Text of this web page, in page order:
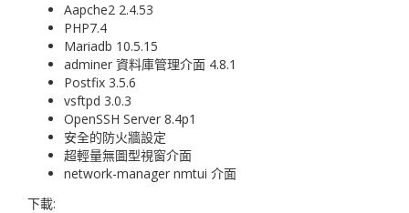
Aapche2 2.4.53
PHP7.4
Mariadb 10.5.15
adminer 資料庫管理介面 4.8.1
Postfix 3.5.6
vsftpd 3.0.3
OpenSSH Server 8.4p1
安全的防火牆設定
超輕量無圖型視窗介面
network-manager nmtui 介面
下載: